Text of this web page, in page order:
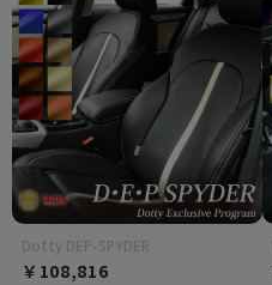
Dotty DEP-SPYDER
￥108,816